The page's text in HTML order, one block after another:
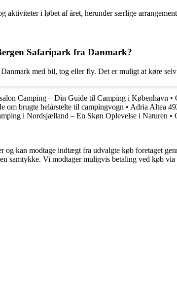
aktiviteter i løbet af året, herunder særlige
Safaripark fra Danmark?
med bil, tog eller fly. Det er muligt at køre
Camping – Din Guide til Camping i København •
om brugte helårstelte til campingvogn • Adria Altea
i Nordsjælland – En Skøn Oplevelse i Naturen •
kan modtage indtægt fra udvalgte køb foretaget
samtykke. Vi modtager muligvis betaling ved køb